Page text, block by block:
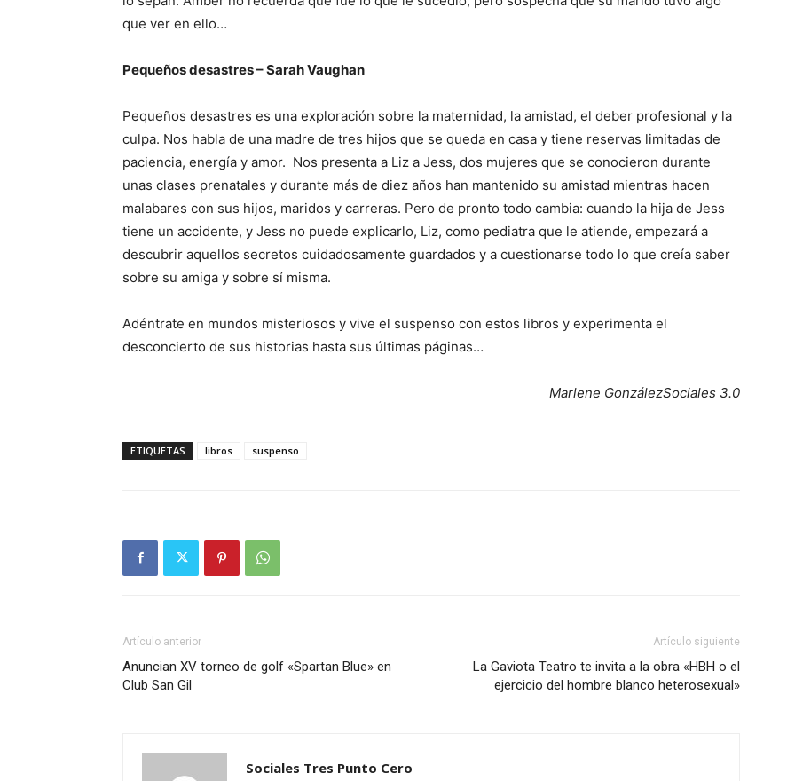
que ver en ello…
Pequeños desastres – Sarah Vaughan
Pequeños desastres es una exploración sobre la maternidad, la amistad, el deber profesional y la
culpa. Nos habla de una madre de tres hijos que se queda en casa y tiene reservas limitadas de
paciencia, energía y amor. Nos presenta a Liz a Jess, dos mujeres que se conocieron durante
unas clases prenatales y durante más de diez años han mantenido su amistad mientras hacen
malabares con sus hijos, maridos y carreras. Pero de pronto todo cambia: cuando la hija de Jess
tiene un accidente, y Jess no puede explicarlo, Liz, como pediatra que le atiende, empezará a
descubrir aquellos secretos cuidadosamente guardados y a cuestionarse todo lo que creía saber
sobre su amiga y sobre sí misma.
Adéntrate en mundos misteriosos y vive el suspenso con estos libros y experimenta el
desconcierto de sus historias hasta sus últimas páginas…
Marlene GonzálezSociales 3.0
ETIQUETAS libros suspenso
Artículo anterior
Anuncian XV torneo de golf «Spartan Blue» en
Club San Gil
Artículo siguiente
La Gaviota Teatro te invita a la obra «HBH o el
ejercicio del hombre blanco heterosexual»
Sociales Tres Punto Cero